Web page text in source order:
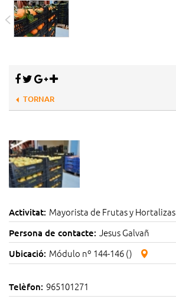
TORNAR
Activitat: Mayorista de Frutas y Hortalizas
Persona de contacte: Jesus Galvañ
Ubicació: Módulo nº 144-146 ()
Telèfon: 965101271